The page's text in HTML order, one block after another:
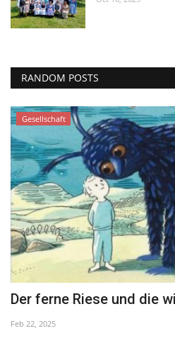
RANDOM POSTS
Gesellschaft
Der ferne Riese und die
Feb 22, 2025